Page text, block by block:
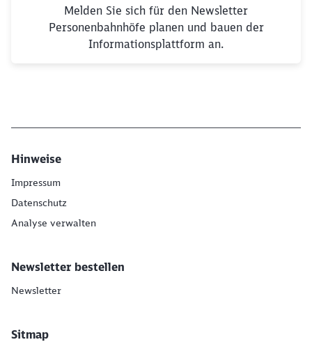
Melden Sie sich für den Newsletter
Personenbahnhöfe planen und bauen der
Informationsplattform an.
Hinweise
Impressum
Datenschutz
Analyse verwalten
Newsletter bestellen
Newsletter
Sitmap